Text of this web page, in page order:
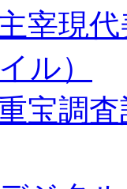
宰現
ル）
宝調